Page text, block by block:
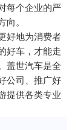
每个企业的严
向。
好地为消费者
好车，才能走
盖世汽车是全
公司、推广好
提供各类专业